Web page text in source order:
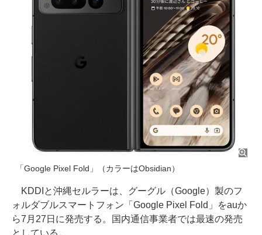
「Google Pixel Fold」（カラーはObsidian）
KDDIと沖縄セルラーは、グーグル（Google）製のフ
ォルダブルスマートフォン「Google Pixel Fold」をauか
ら7月27日に発売する。国内通信事業者では最速の発売
としている。